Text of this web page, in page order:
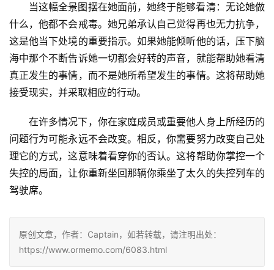
当这幅全景图摆在她面前，她终于能够看清：无论她做
什么，他都不会戒毒。她兄弟承认自己觉得再也无力抗争，
这是他当下处境的重要指示。如果她能倾听他的话，压下脑
海中那个不断告诉她一切都会好转的声音，就能帮助她看清
真正发生的事情，而不是她所希望发生的事情。这将帮助她
接受现实，并采取相应的行动。
在许多情况下，你在家庭成员或重要他人身上所经历的
问题行为可能永远不会改变。相反，你需要努力改变自己处
理它的方式，这意味着看穿你的否认。这将帮助你掌控一个
失控的局面，让你重新坐回那辆你乘坐了太久的失控列车的
驾驶席。
原创文章，作者：Captain，如若转载，请注明出处：
https://www.ormemo.com/6083.html